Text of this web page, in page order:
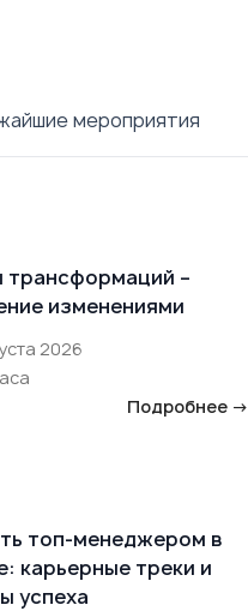
мероприятия
трансформаций –
изменениями
2026
Подробнее →
топ-менеджером в
карьерные треки и
успеха